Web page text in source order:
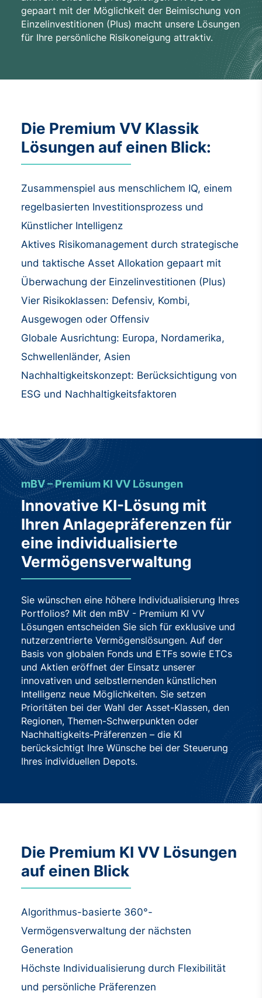
gepaart mit der Möglichkeit der Beimischung von
Einzelinvestitionen (Plus) macht unsere Lösungen
für Ihre persönliche Risikoneigung attraktiv.
Die Premium VV Klassik
Lösungen auf einen Blick:
Zusammenspiel aus menschlichem IQ, einem
regelbasierten Investitionsprozess und
Künstlicher Intelligenz
Aktives Risikomanagement durch strategische
und taktische Asset Allokation gepaart mit
Überwachung der Einzelinvestitionen (Plus)
Vier Risikoklassen: Defensiv, Kombi,
Ausgewogen oder Offensiv
Globale Ausrichtung: Europa, Nordamerika,
Schwellenländer, Asien
Nachhaltigkeitskonzept: Berücksichtigung von
ESG und Nachhaltigkeitsfaktoren
mBV – Premium KI VV Lösungen
Innovative KI-Lösung mit
Ihren Anlagepräferenzen für
eine individualisierte
Vermögensverwaltung
Sie wünschen eine höhere Individualisierung Ihres
Portfolios? Mit den mBV - Premium KI VV
Lösungen entscheiden Sie sich für exklusive und
nutzerzentrierte Vermögenslösungen. Auf der
Basis von globalen Fonds und ETFs sowie ETCs
und Aktien eröffnet der Einsatz unserer
innovativen und selbstlernenden künstlichen
Intelligenz neue Möglichkeiten. Sie setzen
Prioritäten bei der Wahl der Asset-Klassen, den
Regionen, Themen-Schwerpunkten oder
Nachhaltigkeits-Präferenzen – die KI
berücksichtigt Ihre Wünsche bei der Steuerung
Ihres individuellen Depots.
Die Premium KI VV Lösungen
auf einen Blick
Algorithmus-basierte 360°-
Vermögensverwaltung der nächsten
Generation
Höchste Individualisierung durch Flexibilität
und persönliche Präferenzen